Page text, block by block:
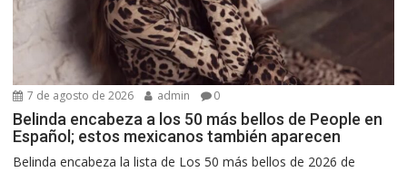
7 de agosto de 2026 admin 0
Belinda encabeza a los 50 más bellos de People en
Español; estos mexicanos también aparecen
Belinda encabeza la lista de Los 50 más bellos de 2026 de